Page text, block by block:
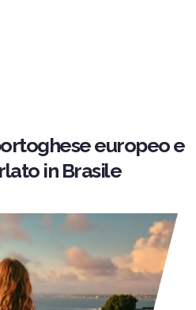
europeo e
in Brasile